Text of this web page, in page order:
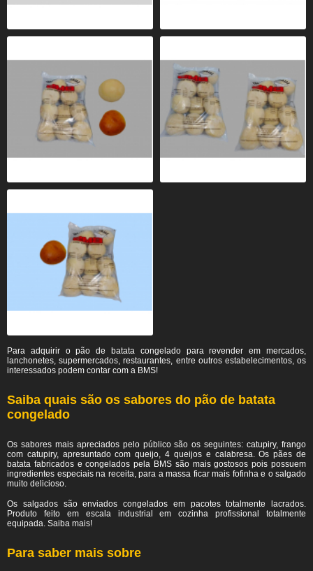
Para adquirir o pão de batata congelado para revender em mercados,
lanchonetes, supermercados, restaurantes, entre outros estabelecimentos, os
interessados podem contar com a BMS!
Saiba quais são os sabores do pão de batata
congelado
Os sabores mais apreciados pelo público são os seguintes: catupiry, frango
com catupiry, apresuntado com queijo, 4 queijos e calabresa. Os pães de
batata fabricados e congelados pela BMS são mais gostosos pois possuem
ingredientes especiais na receita, para a massa ficar mais fofinha e o salgado
muito delicioso.
Os salgados são enviados congelados em pacotes totalmente lacrados.
Produto feito em escala industrial em cozinha profissional totalmente
equipada. Saiba mais!
Para saber mais sobre